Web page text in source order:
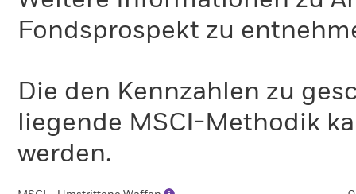
Fondsprospekt zu
Die den Kennzahlen zu
liegende MSCI-Methodik
werden.